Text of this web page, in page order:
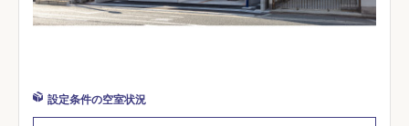
設定条件の空室状況